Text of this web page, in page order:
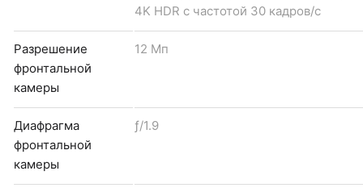
4K HDR с частотой 30 кадров/с
Разрешение
фронтальной
камеры
12 Мп
Диафрагма
фронтальной
камеры
ƒ/1.9